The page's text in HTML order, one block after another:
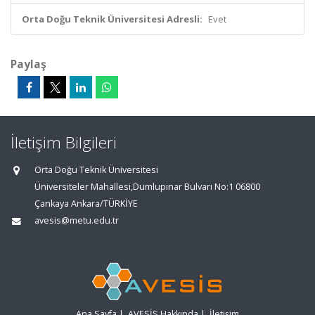
Orta Doğu Teknik Üniversitesi Adresli: Evet
Paylaş
İletişim Bilgileri
Orta Doğu Teknik Üniversitesi
Üniversiteler Mahallesi,Dumlupınar Bulvarı No:1 06800
Çankaya Ankara/TÜRKİYE
avesis@metu.edu.tr